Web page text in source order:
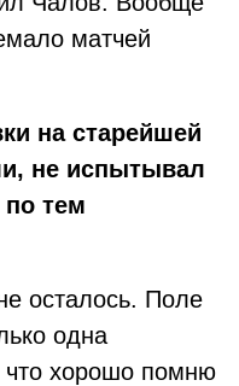
матчей
на старейшей
не испытывал
по тем
осталось. Поле
одна
что хорошо помню